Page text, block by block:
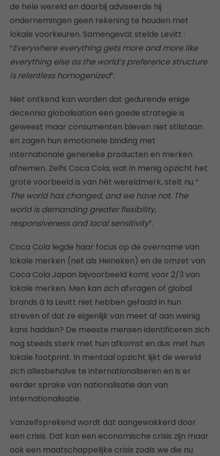
de hele wereld en daarbij adviseerde hij
ondernemingen geen rekening te houden met
lokale voorkeuren. Samengevat stelde Levitt :
“Everywhere everything gets more and more like
everything else as the world’s preference structure
is relentless homogenized”.
Niet ontkend kan worden dat gedurende enige
decennia globalisation een goede strategie is
geweest maar consumenten bleven niet stilstaan
en zagen hun emotionele binding met
internationale generieke producten en merken
afnemen. Zelfs Coca Cola, wat in menig opzicht het
grote voorbeeld is van hét wereldmerk, stelt nu “
The world has changed, and we have not. The
world is demanding greater flexibility,
responsiveness and local sensitivity”.
Coca Cola legde haar focus op de overname van
lokale merken (net als Heineken) en de omzet van
Coca Cola Japan bijvoorbeeld komt voor 2/3 van
lokale merken. Men kan zich afvragen of global
brands à la Levitt niet hebben gefaald in hun
streven of dat ze eigenlijk van meet af aan weinig
kans hadden? De meeste mensen identificeren zich
nog steeds sterk met hun afkomst en dus met hun
lokale footprint. In mentaal opzicht lijkt de wereld
zich allesbehalve te internationaliseren en is er
eerder sprake van nationalisatie dan van
internationalisatie.
Vanzelfsprekend wordt dat aangewakkerd door
een crisis. Dat kan een economische crisis zijn maar
ook een maatschappelijke crisis zoals we die nu